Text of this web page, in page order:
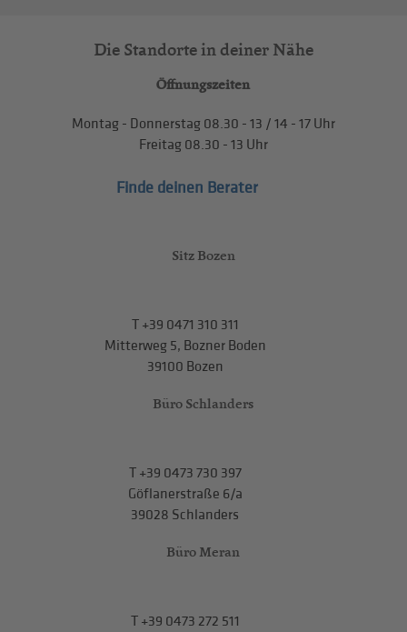
Die Standorte in deiner Nähe
Öffnungszeiten
Montag - Donnerstag 08.30 - 13 / 14 - 17 Uhr
Freitag 08.30 - 13 Uhr
Finde deinen Berater
Sitz Bozen
T+39 0471 310 311
Mitterweg 5, Bozner Boden
39100 Bozen
Büro Schlanders
T+39 0473 730 397
Göflanerstraße 6/a
39028 Schlanders
Büro Meran
T+39 0473 272 511